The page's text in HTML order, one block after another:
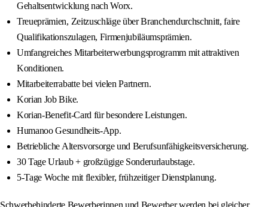
Gehaltsentwicklung nach Worx.
Treueprämien, Zeitzuschläge über Branchendurchschnitt, faire
Qualifikationszulagen, Firmenjubiläumsprämien.
Umfangreiches Mitarbeiterwerbungsprogramm mit attraktiven
Konditionen.
Mitarbeiterrabatte bei vielen Partnern.
Korian Job Bike.
Korian-Benefit-Card für besondere Leistungen.
Humanoo Gesundheits-App.
Betriebliche Altersvorsorge und Berufsunfähigkeitsversicherung.
30 Tage Urlaub + großzügige Sonderurlaubstage.
5-Tage Woche mit flexibler, frühzeitiger Dienstplanung.